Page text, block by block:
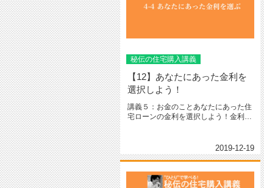
秘伝の住宅購入講義
【12】あなたにあった金利を
選択しよう！
講義５：お金のことあなたにあった住
宅ローンの金利を選択しよう！金利の
2019-12-19